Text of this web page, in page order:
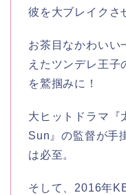
彼を大ブレイクさ
お茶目なかわいい
えたツンデレ王子
を鷲掴みに！
大ヒットドラマ
Sun』の監督が手
は必至。
そして、2016年